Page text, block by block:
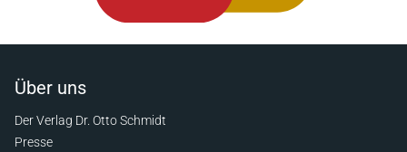
Über uns
Der Verlag Dr. Otto Schmidt
Presse